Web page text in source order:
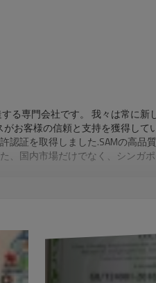
る専門会社です。 我々は常に
お客様の信頼と支持を獲得して
認証を取得しました.SAMの高
、国内市場だけでなく、シンガ